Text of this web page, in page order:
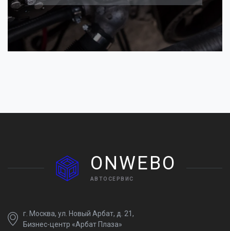
ONWEBO
АВТОСЕРВИС
г. Москва, ул. Новый Арбат, д. 21,
Бизнес-центр «Арбат Плаза»